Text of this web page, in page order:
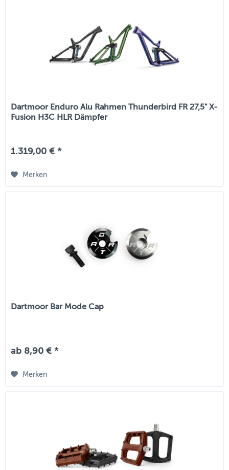
Dartmoor Enduro Alu Rahmen Thunderbird FR 27,5" X-
Fusion H3C HLR Dämpfer
1.319,00 € *
Merken
Dartmoor Bar Mode Cap
ab 8,90 € *
Merken